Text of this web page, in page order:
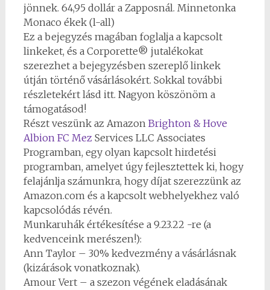
jönnek. 64,95 dollár a Zapposnál. Minnetonka
Monaco ékek (l-all)
Ez a bejegyzés magában foglalja a kapcsolt
linkeket, és a Corporette® jutalékokat
szerezhet a bejegyzésben szereplő linkek
útján történő vásárlásokért. Sokkal további
részletekért lásd itt. Nagyon köszönöm a
támogatásod!
Részt veszünk az Amazon Brighton & Hove
Albion FC Mez Services LLC Associates
Programban, egy olyan kapcsolt hirdetési
programban, amelyet úgy fejlesztettek ki, hogy
felajánlja számunkra, hogy díjat szerezzünk az
Amazon.com és a kapcsolt webhelyekhez való
kapcsolódás révén.
Munkaruhák értékesítése a 9.23.22 -re (a
kedvenceink merészen!):
Ann Taylor – 30% kedvezmény a vásárlásnak
(kizárások vonatkoznak).
Amour Vert – a szezon végének eladásának